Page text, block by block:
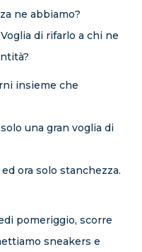
ne abbiamo?
di rifarlo a chi ne
insieme che
una gran voglia di
ora solo stanchezza.
pomeriggio, scorre
sneakers e